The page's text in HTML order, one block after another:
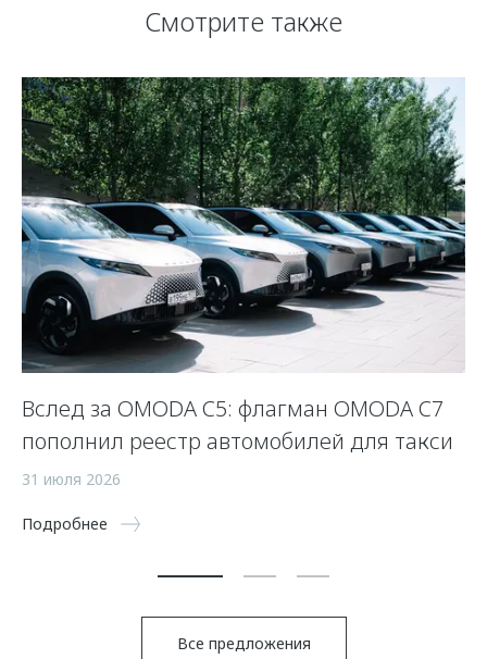
Смотрите также
Вслед за OMODA C5: флагман OMODA C7
пополнил реестр автомобилей для такси
31 июля 2026
Подробнее
Все предложения